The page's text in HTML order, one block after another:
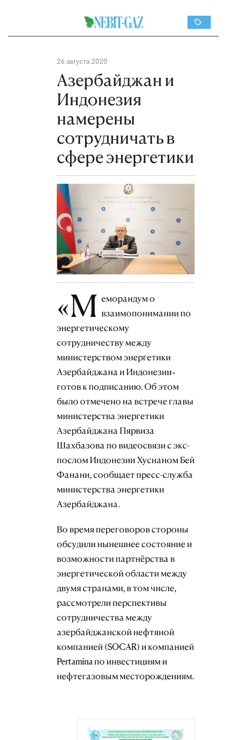
26 августа 2020
Азербайджан и
Индонезия
намерены
сотрудничать в
сфере энергетики
«М еморандум о
взаимопонимании по
энергетическому
сотрудничеству между
министерством энергетики
Азербайджана и Индонезии»
готов к подписанию. Об этом
было отмечено на встрече главы
министерства энергетики
Азербайджана Пярвиза
Шахбазова по видеосвязи с экс-
послом Индонезии Хуснаном Бей
Фанани, сообщает пресс-служба
министерства энергетики
Азербайджана.
Во время переговоров стороны
обсудили нынешнее состояние и
возможности партнёрства в
энергетической области между
двумя странами, в том числе,
рассмотрели перспективы
сотрудничества между
азербайджанской нефтяной
компанией (SOCAR) и компанией
Pertamina по инвестициям и
нефтегазовым месторождениям.